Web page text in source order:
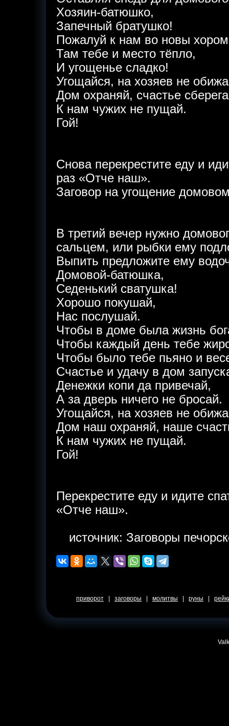
Хозяин-батюшко,
Запечный братушко!
Пожалуй к нам во новы
Там тебе и место тёпло,
И угощенье сладко!
Угощайся, на хозяев не
Дом охраняй, счастье
К нам чужих не пущай.
Гой!
Снова перекрестите еду и
раз «Отче наш».
Заговор на угощение
В третий вечер нужно
сальцем, или рыбки ему
Выпить предложите ему
Домовой-батюшка,
Седенький сватушка!
Хорошо покушай,
Нас послушай.
Чтобы в доме была жизнь
Чтобы каждый день тебе
Чтобы было тебе пьяно и
Счастье и удачу в дом
Денежки копи да привечай,
А за дверь ничего не бросай.
Угощайся, на хозяев не
Дом наш охраняй, наше
К нам чужих не пущай.
Гой!
Перекрестите еду и идите
«Отче наш».
источник: Заговоры
приворот заговоры молитвы руны